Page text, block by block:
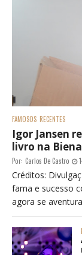
FAMOSOS RECENTES
Igor Jansen
livro na
Por: Carlos De Castro
Créditos:
fama e sucesso
agora se